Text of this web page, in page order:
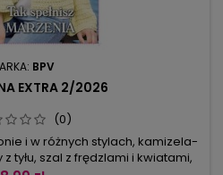
BPV
EXTRA 2/2026
(0)
i w różnych stylach, kamizela-
tyłu, szal z frędzlami i kwiatami,